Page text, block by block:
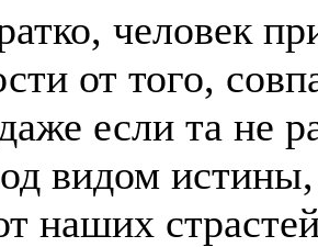
человек
от того,
если та не
видом
наших